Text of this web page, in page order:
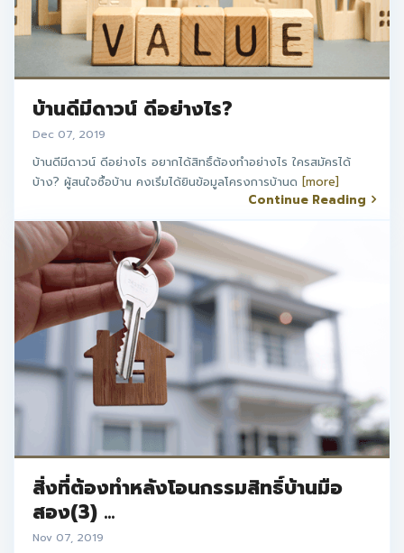
บ้านดีมีดาวน์ ดีอย่างไร?
Dec 07, 2019
บ้านดีมีดาวน์ ดีอย่างไร อยากได้สิทธิ์ต้องทำอย่างไร ใครสมัครได้
บ้าง? ผู้สนใจซื้อบ้าน คงเริ่มได้ยินข้อมูลโครงการบ้านด [more]
Continue Reading
สิ่งที่ต้องทำหลังโอนกรรมสิทธิ์บ้านมือ
สอง(3) ...
Nov 07, 2019